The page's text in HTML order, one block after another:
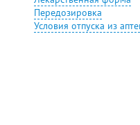
Передозировка
Условия отпуска из